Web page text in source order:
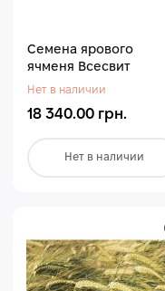
Семена ярового
ячменя Всесвит
Нет в наличии
18 340.00 грн.
Нет в наличии